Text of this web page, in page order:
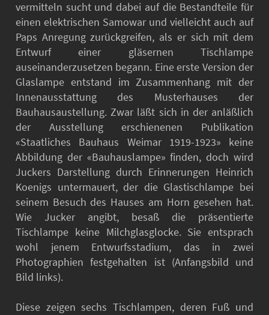
vermitteln sucht und dabei auf die Bestandteile für
einen elektrischen Samowar und vielleicht auch auf
Paps Anregung zurückgreifen, als er sich mit dem
Entwurf einer gläsernen Tischlampe
auseinanderzusetzen begann. Eine erste Version der
Glaslampe entstand im Zusammenhang mit der
Innenausstattung des Musterhauses der
Bauhausaustellung. Zwar läßt sich in der anläßlich
der Ausstellung erschienenen Publikation
«Staatliches Bauhaus Weimar 1919-1923» keine
Abbildung der «Bauhauslampe» finden, doch wird
Juckers Darstellung durch Erinnerungen Heinrich
Koenigs untermauert, der die Glastischlampe bei
seinem Besuch des Hauses am Horn gesehen hat.
Wie Jucker angibt, besaß die präsentierte
Tischlampe keine Milchglasglocke. Sie entsprach
wohl jenem Entwurfsstadium, das in zwei
Photographien festgehalten ist (Anfangsbild und
Bild links).
Diese zeigen sechs Tischlampen, deren Fuß und